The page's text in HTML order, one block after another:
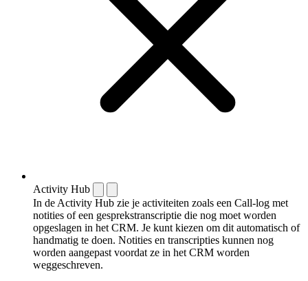
Activity Hub
In de Activity Hub zie je activiteiten zoals een Call-log met
notities of een gespreks­transcriptie die nog moet worden
opgeslagen in het CRM. Je kunt kiezen om dit automatisch of
handmatig te doen. Notities en transcripties kunnen nog
worden aangepast voordat ze in het CRM worden
weggeschreven.